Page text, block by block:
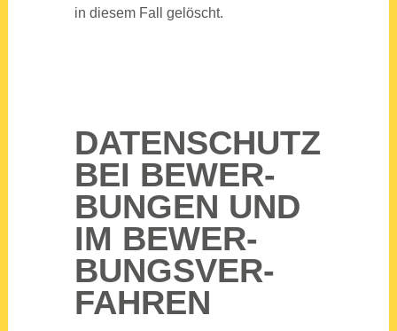
in die­sem Fall gelöscht.
DATEN­SCHUTZ
BEI BEWER­
BUN­GEN UND
IM BEWER­
BUNGS­VER­
FAH­REN